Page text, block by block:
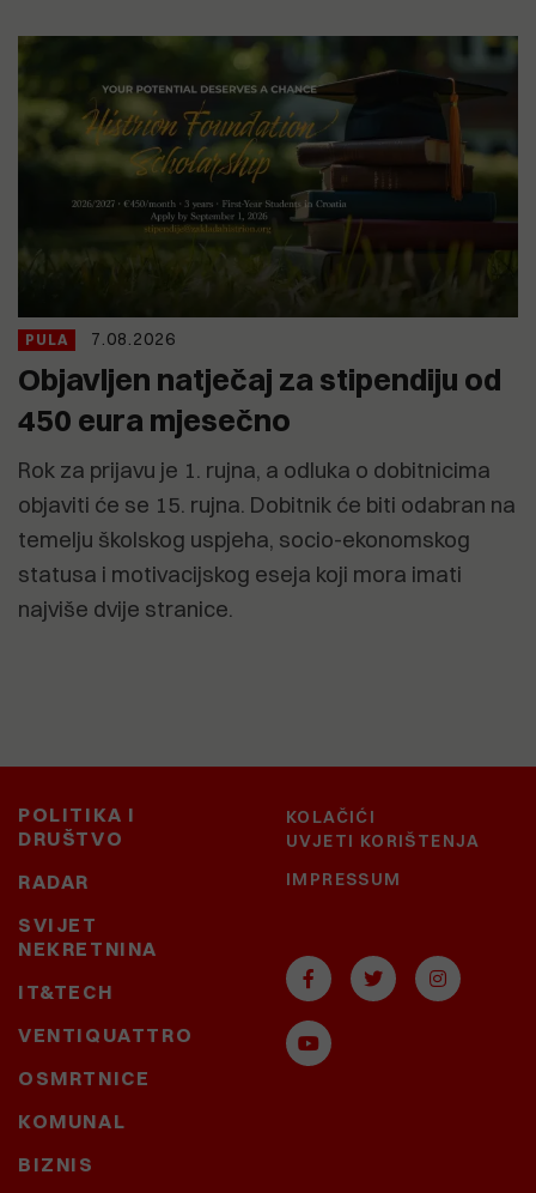
PULA 7.08.2026
Objavljen natječaj za stipendiju od
450 eura mjesečno
Rok za prijavu je 1. rujna, a odluka o dobitnicima
objaviti će se 15. rujna. Dobitnik će biti odabran na
temelju školskog uspjeha, socio-ekonomskog
statusa i motivacijskog eseja koji mora imati
najviše dvije stranice.
POLITIKA I
DRUŠTVO
RADAR
SVIJET
NEKRETNINA
IT&TECH
VENTIQUATTRO
OSMRTNICE
KOMUNAL
BIZNIS
KOLAČIĆI
UVJETI KORIŠTENJA
IMPRESSUM